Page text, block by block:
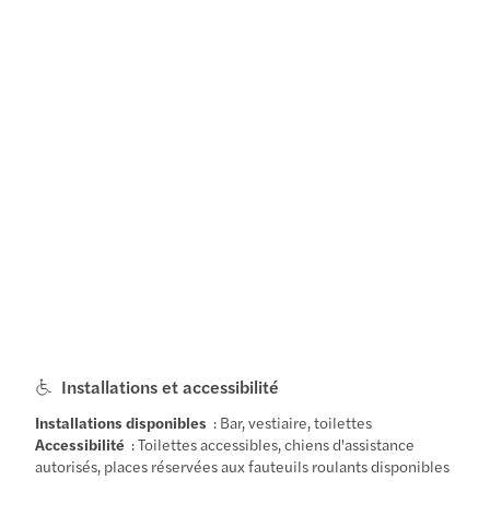
Installations et accessibilité
Installations disponibles : Bar, vestiaire, toilettes
Accessibilité : Toilettes accessibles, chiens d'assistance
autorisés, places réservées aux fauteuils roulants disponibles